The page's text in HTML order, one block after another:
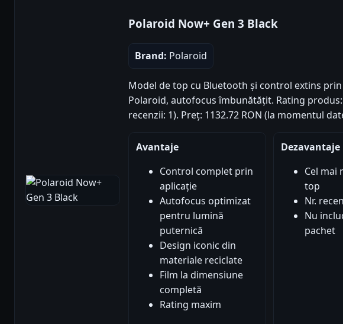
Polaroid Now+ Gen 3 Black
Brand: Polaroid
Model de top cu Bluetooth și control extins
Polaroid, autofocus îmbunătățit. Rating produs:
recenzii: 1). Preț: 1132.72 RON (la momentul
Avantaje
Control complet prin
aplicație
Autofocus optimizat
pentru lumină
puternică
Design iconic din
materiale reciclate
Film la dimensiune
completă
Rating maxim
Dezavantaje
Cel mai
top
Nr.
Nu
pachet